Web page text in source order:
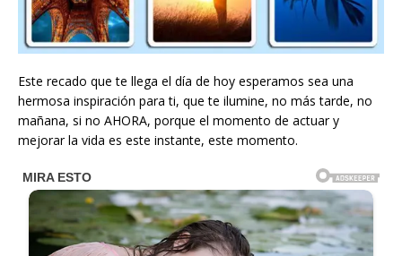
Este recado que te llega el día de hoy esperamos sea una
hermosa inspiración para ti, que te ilumine, no más tarde, no
mañana, si no AHORA, porque el momento de actuar y
mejorar la vida es este instante, este momento.